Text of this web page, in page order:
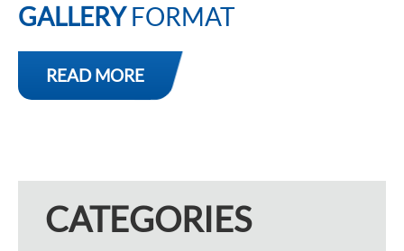
GALLERYFORMAT
READ MORE
CATEGORIES